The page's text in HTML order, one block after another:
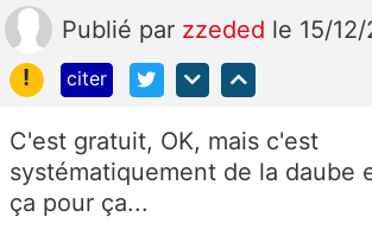
Publié par zzeded le 15/
!
citer
C'est gratuit, OK, mais c'est
systématiquement de la daube
ça pour ça...